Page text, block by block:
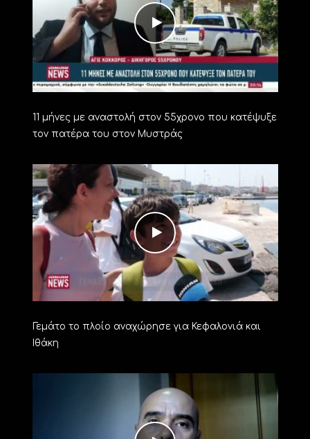
11 μήνες με αναστολή στον 55χρονο που κατέψυξε
τον πατέρα του στον Μυστράς
Γεμάτο το πλοίο αναχώρησε για Κεφαλονιά και
Ιθάκη